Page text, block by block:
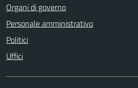
Organi di governo
Personale amministrativo
Politici
Uffici